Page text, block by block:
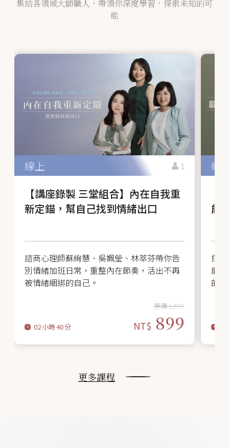
集結各領域大師職人，帶領你深度學習，探索未知的可
能
1
【講座錄製 三堂組合】內在自我重
新定錨，幫自己找到情緒出口
諮商心理師蘇絢慧、吳姵瑩、林萃芬帶你告
別情緒加班日常，重整內在節奏，活出不再
被情緒綑綁的自己。
原價 1,599
899
02小時40分
能
探
能
的
更多課程